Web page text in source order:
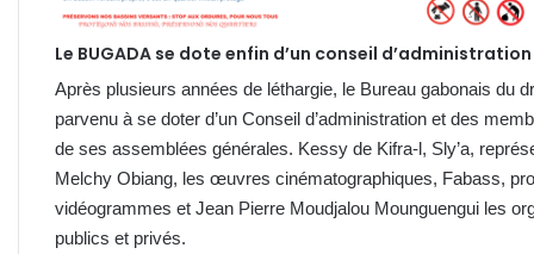
Le BUGADA se dote enfin d’un conseil d’administration
Après plusieurs années de léthargie, le Bureau gabonais du
parvenu à se doter d’un Conseil d’administration et des
de ses assemblées générales. Kessy de Kifra-l, Sly’a,
Melchy Obiang, les œuvres cinématographiques, Fabass,
vidéogrammes et Jean Pierre Moudjalou Mounguengui les
publics et privés.